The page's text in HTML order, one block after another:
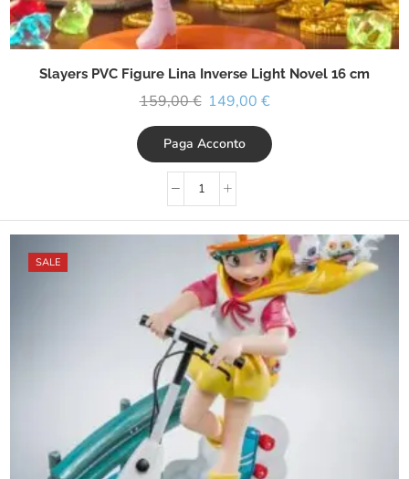
Slayers PVC Figure Lina Inverse Light Novel 16 cm
159,00€ 149,00 €
Paga Acconto
SALE